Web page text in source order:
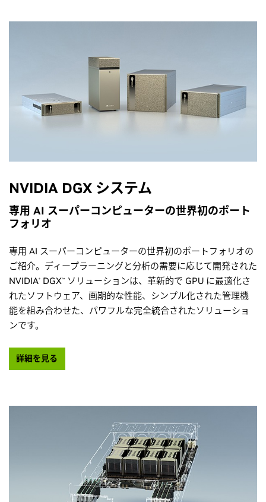
NVIDIA DGX システム
専用 AI スーパーコンピューターの世界初のポート
フォリオ
専用 AI スーパーコンピューターの世界初のポートフォリオの
ご紹介。ディープラーニングと分析の需要に応じて開発された
NVIDIA® DGX™
ソリューションは、革新的で GPU に最適化さ
れたソフトウェア、画期的な性能、シンプル化された管理機
能を組み合わせた、パワフルな完全統合されたソリューショ
ンです。
詳細を見る